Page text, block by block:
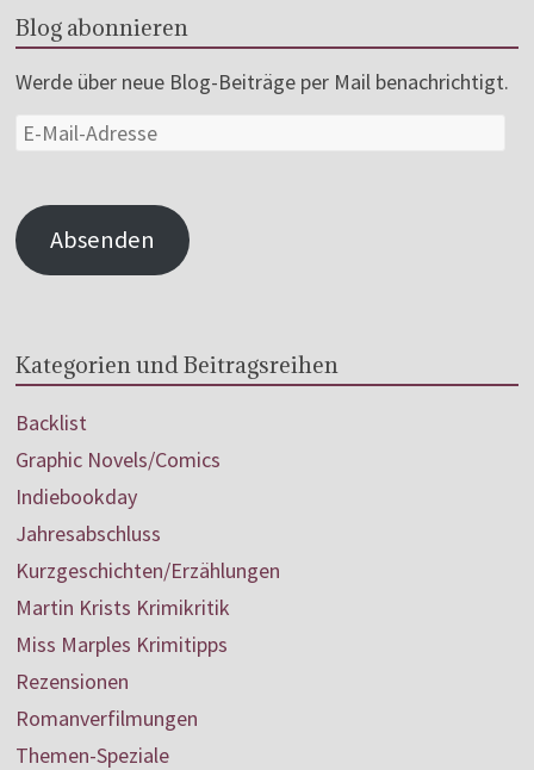
Blog abonnieren
Werde über neue Blog-Beiträge per Mail benachrichtigt.
Absenden
Kategorien und Beitragsreihen
Backlist
Graphic Novels/Comics
Indiebookday
Jahresabschluss
Kurzgeschichten/Erzählungen
Martin Krists Krimikritik
Miss Marples Krimitipps
Rezensionen
Romanverfilmungen
Themen-Speziale